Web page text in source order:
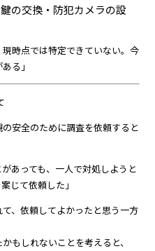
の交換・防犯カメラの設
現時点では特定できていない。今
る」
安全のために調査を依頼すると
あっても、一人で対処しようと
じて依頼した」
、依頼してよかったと思う一方
もしれないことを考えると、